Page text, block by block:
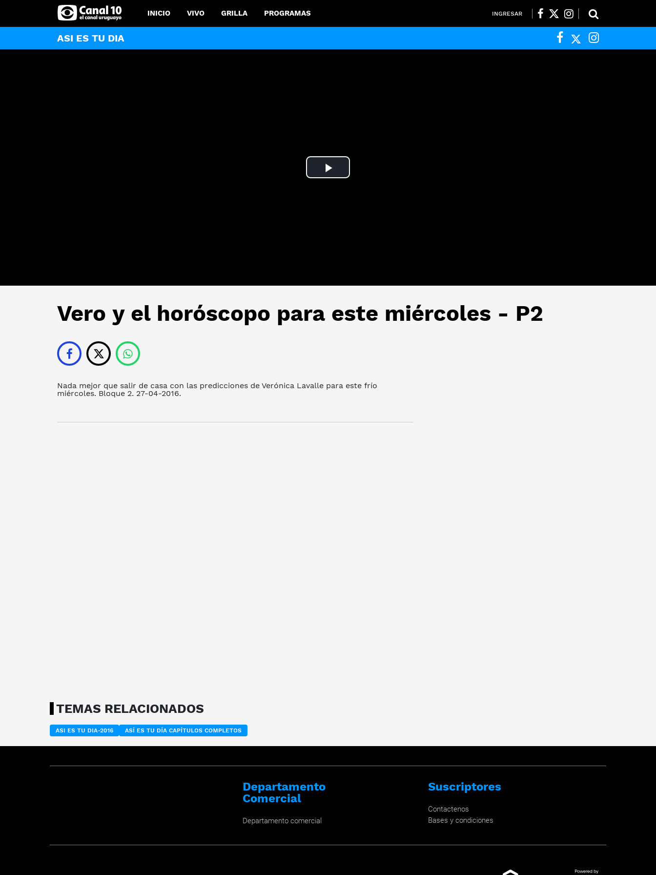
INICIO VIVO GRILLA PROGRAMAS INGRESAR
ASI ES TU DIA
Play
Vero y el horóscopo para este miércoles - P2
Nada mejor que salir de casa con las predicciones de Verónica Lavalle para este frío
miércoles. Bloque 2. 27-04-2016.
TEMAS RELACIONADOS
ASI ES TU DIA-2016 ASÍ ES TU DÍA CAPÍTULOS COMPLETOS
Departamento
Comercial
Departamento comercial
Suscriptores
Contactenos
Bases y condiciones